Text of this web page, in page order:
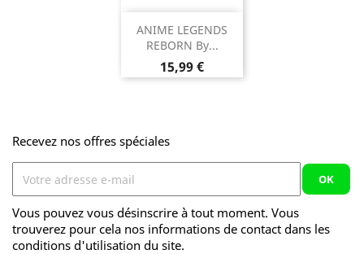
ANIME LEGENDS
REBORN By...
Prix
15,99 €
Recevez nos offres spéciales
Vous pouvez vous désinscrire à tout moment. Vous
trouverez pour cela nos informations de contact dans les
conditions d'utilisation du site.